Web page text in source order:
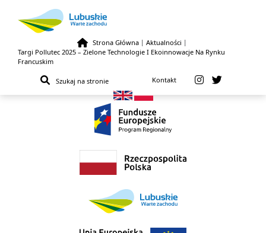
Przejdź do treści
Strona Główna | Aktualności |
Targi Pollutec 2025 – Zielone Technologie I Ekoinnowacje Na Rynku
Francuskim
Kontakt